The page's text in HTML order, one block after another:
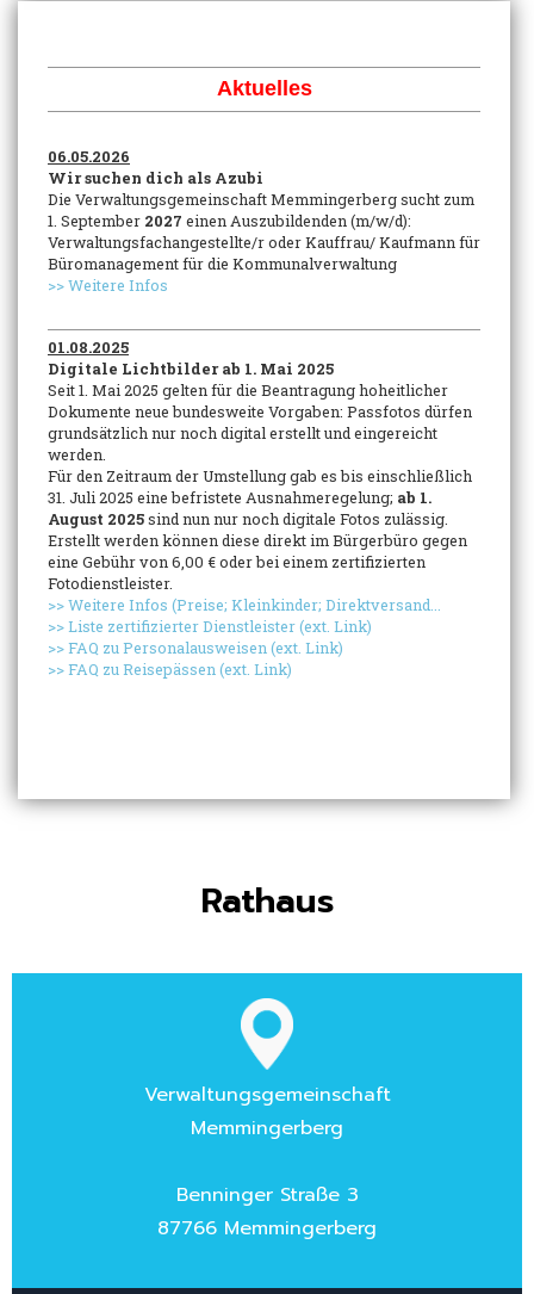
Aktuelles
06.05.2026
Wir suchen dich als Azubi
Die Verwaltungsgemeinschaft Memmingerberg sucht zum
1. September 2027 einen Auszubildenden (m/w/d):
Verwaltungsfachangestellte/r oder Kauffrau/ Kaufmann für
Büromanagement für die Kommunalverwaltung
>> Weitere Infos
01.08.2025
Digitale Lichtbilder ab 1. Mai 2025
Seit 1. Mai 2025 gelten für die Beantragung hoheitlicher
Dokumente neue bundesweite Vorgaben: Passfotos dürfen
grundsätzlich nur noch digital erstellt und eingereicht
werden.
Für den Zeitraum der Umstellung gab es bis einschließlich
31. Juli 2025 eine befristete Ausnahmeregelung; ab 1.
August 2025sind nun nur noch digitale Fotos zulässig.
Erstellt werden können diese direkt im Bürgerbüro gegen
eine Gebühr von 6,00 € oder bei einem zertifizierten
Fotodienstleister.
>> Weitere Infos (Preise; Kleinkinder; Direktversand...
>> Liste zertifizierter Dienstleister (ext. Link)
>> FAQ zu Personalausweisen (ext. Link)
>> FAQ zu Reisepässen (ext. Link)
Rathaus
Verwaltungsgemeinschaft
Memmingerberg
Benninger Straße 3
87766 Memmingerberg